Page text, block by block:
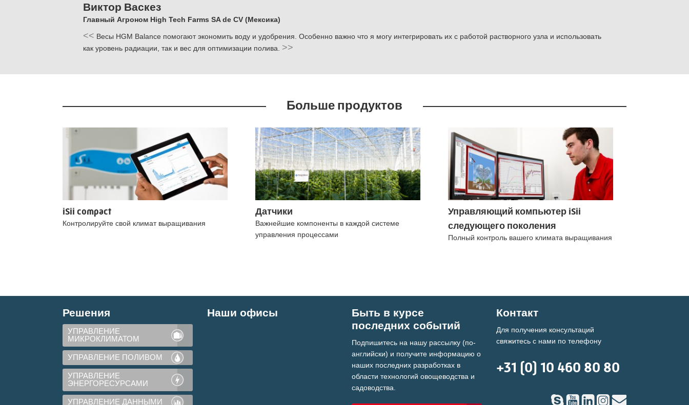
Виктор Васкез
Главный Агроном High Tech Farms SA de CV (Мексика)
<< Весы HGM Balance помогают экономить воду и удобрения. Особенно важно что я могу интегрировать их с работой растворного узла и использовать
как уровень радиации, так и вес для оптимизации полива. >>
Больше продуктов
iSii compact
Контролируйте свой климат выращивания
Датчики
Важнейшие компоненты в каждой системе
управления процессами
Управляющий компьютер iSii
следующего поколения
Полный контроль вашего климата выращивания
Решения
УПРАВЛЕНИЕ
МИКРОКЛИМАТОМ
УПРАВЛЕНИЕ ПОЛИВОМ
УПРАВЛЕНИЕ
ЭНЕРГОРЕСУРСАМИ
УПРАВЛЕНИЕ ДАННЫМИ
Наши офисы
Быть в курсе
последних событий
Подпишитесь на нашу рассылку (по-
английски) и получите информацию о
наших последних разработках в
области технологий овощеводства и
садоводства.
Контакт
Для получения консультаций
свяжитесь с нами по телефону
+31 (0) 10 460 80 80